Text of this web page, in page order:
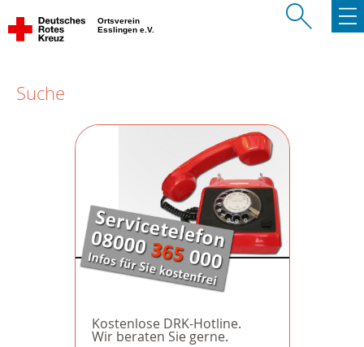
Ortsverein
Esslingen e.V.
Suche
Kostenlose DRK-Hotline.
Wir beraten Sie gerne.